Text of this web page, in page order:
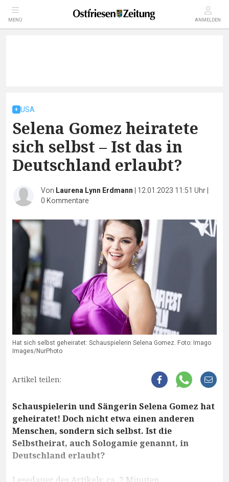
MENÜ ANMELDEN
USA
Selena Gomez heiratete
sich selbst – Ist das in
Deutschland erlaubt?
Von Laurena Lynn Erdmann | 12.01.2023 11:51 Uhr|
0 Kommentare
Hat sich selbst geheiratet: Schauspielerin Selena Gomez. Foto: Imago
Images/NurPhoto
Artikel teilen:
Schauspielerin und Sängerin Selena Gomez hat
geheiratet! Doch nicht etwa einen anderen
Menschen, sondern sich selbst. Ist die
Selbstheirat, auch Sologamie genannt, in
Deutschland erlaubt?